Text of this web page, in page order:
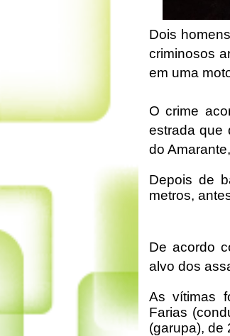
Dois
criminosos
em uma
O crime
estrada que
do
Depois de
metros,
De acordo
alvo dos
As vítimas
Farias
(garupa), de